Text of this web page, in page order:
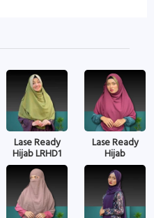
Lase Ready
Hijab LRHD1
Lase Ready
Hijab